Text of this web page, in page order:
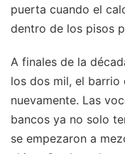
puerta cuando el
dentro de los pisos
A finales de la
los dos mil, el barrio
nuevamente. Las
bancos ya no solo
se empezaron a